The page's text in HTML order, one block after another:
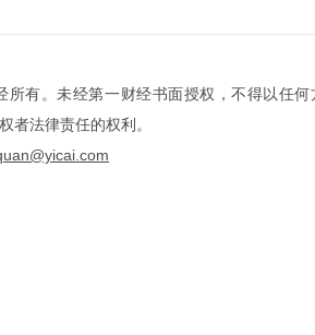
所有。未经第一财经书面授权，不得以任
者法律责任的权利。